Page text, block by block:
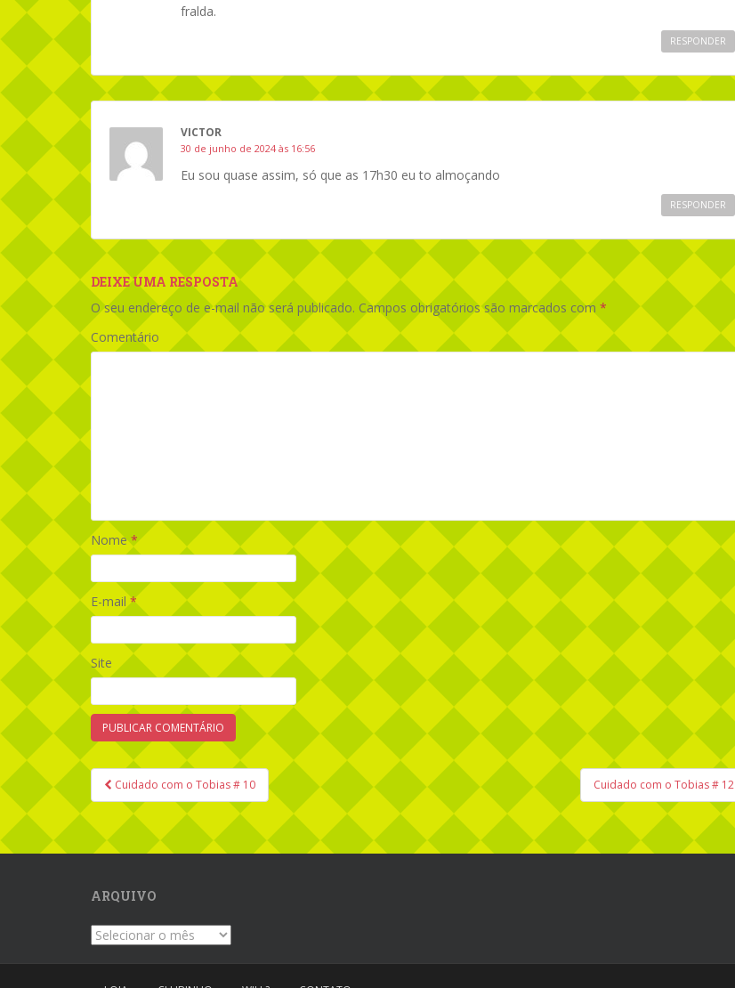
fralda.
RESPONDER
VICTOR
30 de junho de 2024 às 16:56
Eu sou quase assim, só que as 17h30 eu to almoçando
RESPONDER
DEIXE UMA RESPOSTA
O seu endereço de e-mail não será publicado. Campos obrigatórios são marcados com *
Comentário
Nome*
E-mail*
Site
Navegação de Post
Cuidado com o Tobias # 10 Cuidado com o Tobias # 12
ARQUIVO
Arquivo